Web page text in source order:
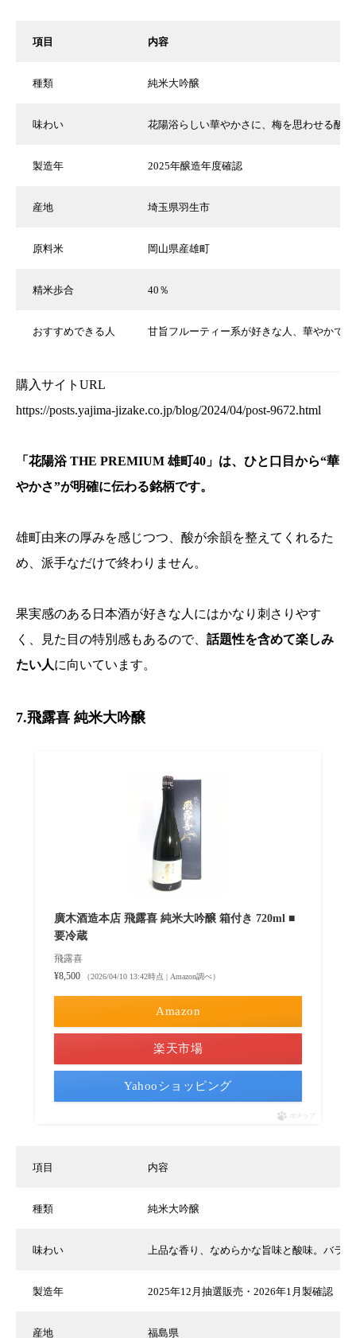
項目 内容
種類 純米大吟醸
味わい 花陽浴らしい華やかさに、梅を思わせる酸
製造年 2025年醸造年度確認
産地 埼玉県羽生市
原料米 岡山県産雄町
精米歩合 40％
おすすめできる人 甘旨フルーティー系が好きな人、華やかで
購入サイトURL
https://posts.yajima-jizake.co.jp/blog/2024/04/post-9672.html
「花陽浴 THE PREMIUM 雄町40」は、ひと口目から“華
やかさ”が明確に伝わる銘柄です。
雄町由来の厚みを感じつつ、酸が余韻を整えてくれるた
め、派手なだけで終わりません。
果実感のある日本酒が好きな人にはかなり刺さりやす
く、見た目の特別感もあるので、 話題性を含めて楽しみ
たい人に向いています。
7.飛露喜 純米大吟醸
廣木酒造本店 飛露喜 純米大吟醸 箱付き 720ml ■
要冷蔵
飛露喜
¥8,500
（2026/04/10 13:42時点 | Amazon調べ）
Amazon
楽天市場
Yahooショッピング
ポチップ
項目 内容
種類 純米大吟醸
味わい 上品な香り、なめらかな旨味と酸味。バラ
製造年 2025年12月抽選販売・2026年1月製確認
産地 福島県
Instagram 日本酒レビュー